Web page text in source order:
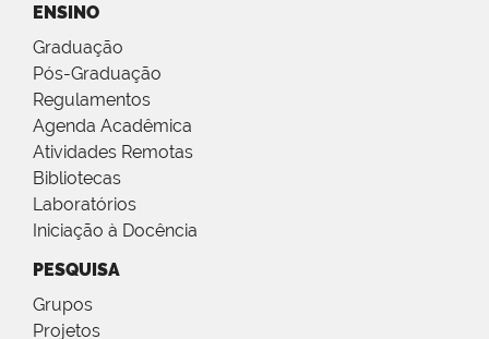
ENSINO
Graduação
Pós-Graduação
Regulamentos
Agenda Acadêmica
Atividades Remotas
Bibliotecas
Laboratórios
Iniciação à Docência
PESQUISA
Grupos
Projetos